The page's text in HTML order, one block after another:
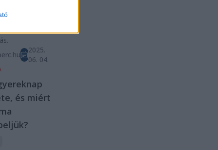
a
hogy
2025.
06. 04.
és miért